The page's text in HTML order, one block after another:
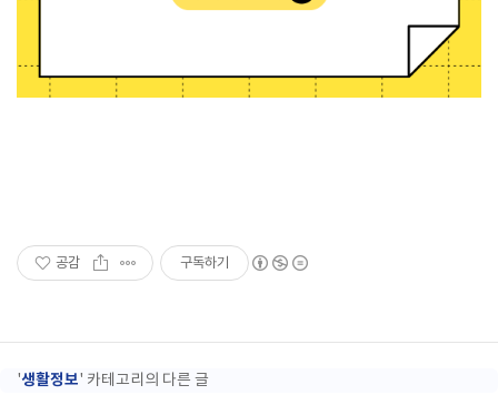
공감 구독하기
'생활정보' 카테고리의 다른 글